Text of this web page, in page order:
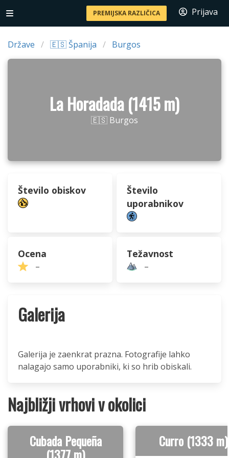
PREMIJSKA RAZLIČICA Prijava
Države 🇪🇸 Španija Burgos
La Horadada (1415 m)
🇪🇸 Burgos
Število obiskov
Število
uporabnikov
Ocena
–
Težavnost
–
Galerija
Galerija je zaenkrat prazna. Fotografije lahko
nalagajo samo uporabniki, ki so hrib obiskali.
Najbližji vrhovi v okolici
Cubada Pequeña Curro (1333 m)